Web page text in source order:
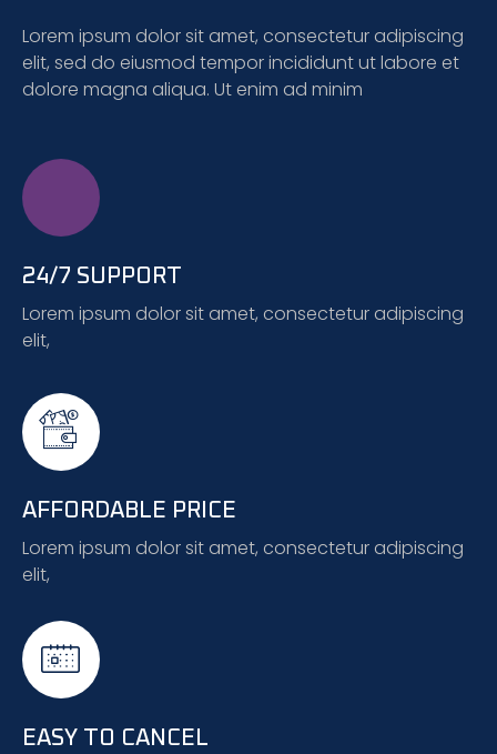
Lorem ipsum dolor sit amet, consectetur adipiscing
elit, sed do eiusmod tempor incididunt ut labore et
dolore magna aliqua. Ut enim ad minim
24/7 SUPPORT
Lorem ipsum dolor sit amet, consectetur adipiscing
elit,
AFFORDABLE PRICE
Lorem ipsum dolor sit amet, consectetur adipiscing
elit,
EASY TO CANCEL